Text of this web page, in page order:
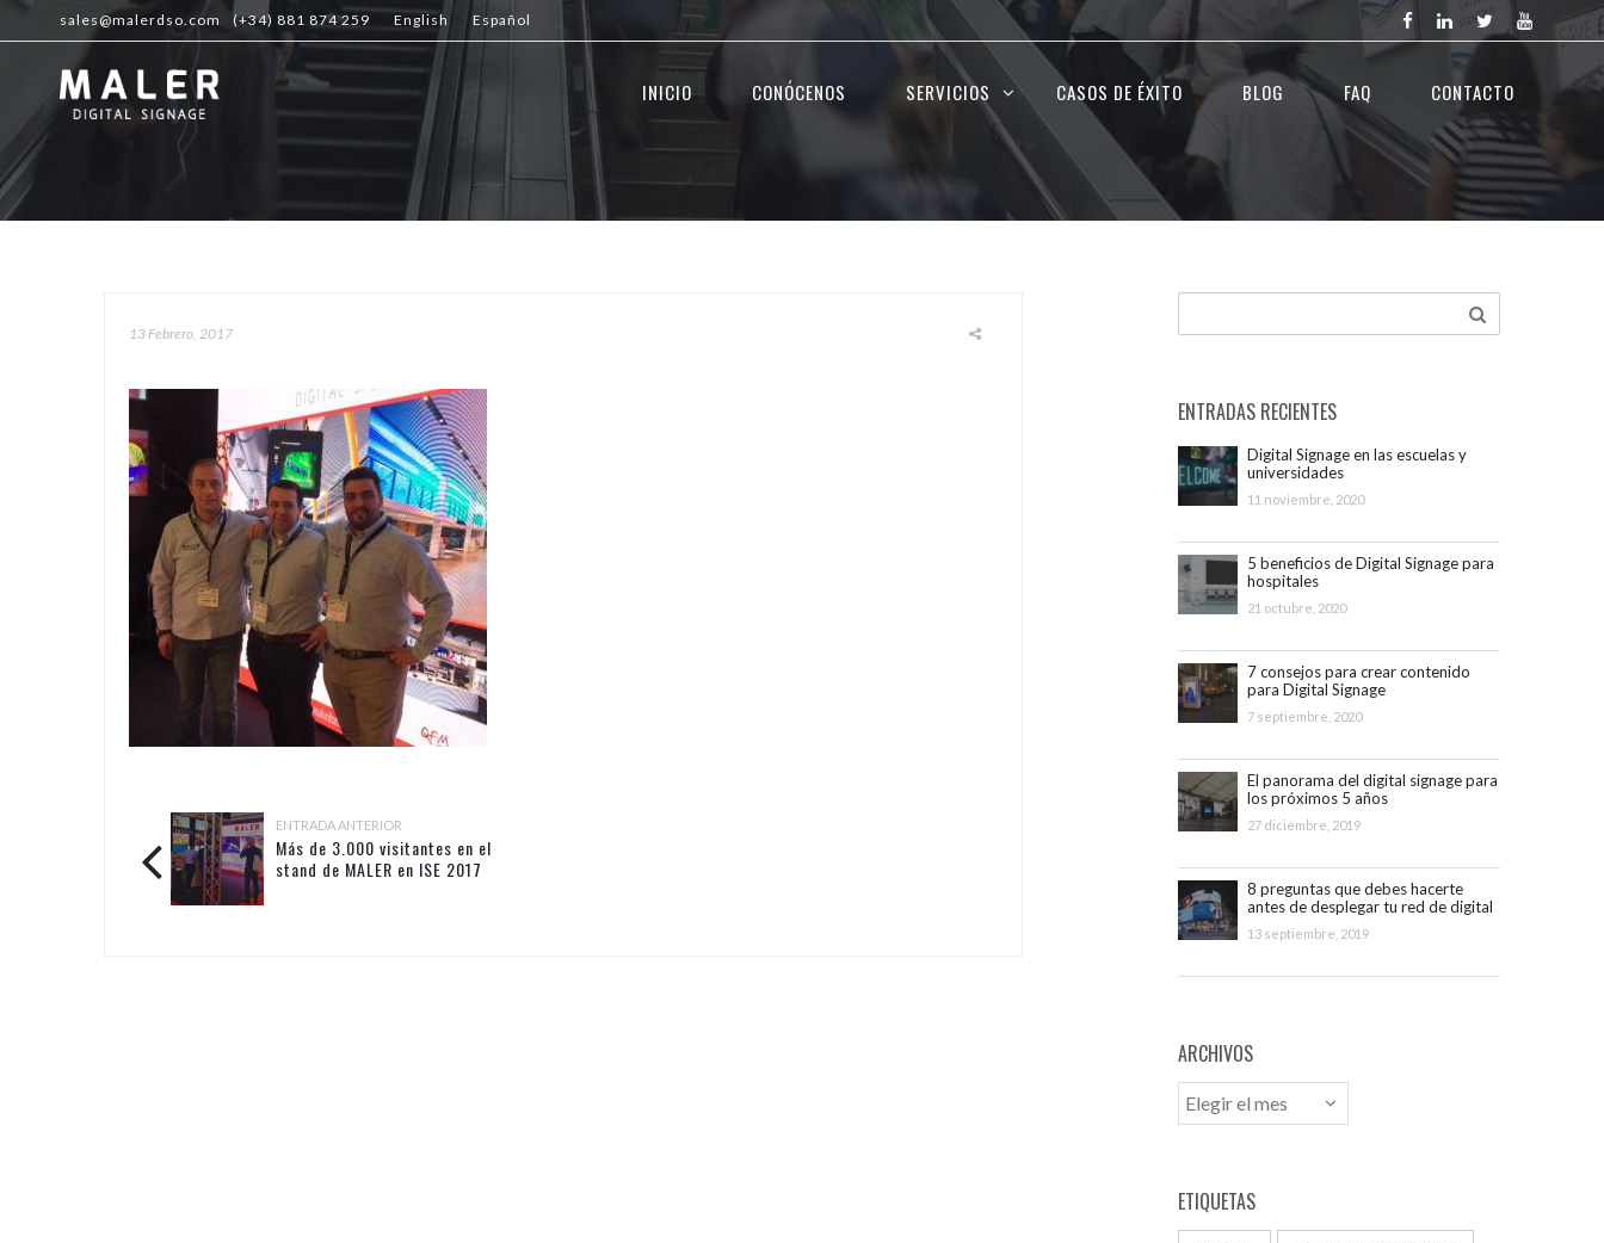
sales@malerdso.com (+34) 881 874 259 English Español
INICIO CONÓCENOS SERVICIOS CASOS DE ÉXITO BLOG FAQ CONTACTO
13 Febrero, 2017
ENTRADA ANTERIOR
Más de 3.000 visitantes en el
stand de MALER en ISE 2017
ENTRADAS RECIENTES
Digital Signage en las escuelas y
universidades
11 noviembre, 2020
5 beneficios de Digital Signage para
hospitales
21 octubre, 2020
7 consejos para crear contenido
para Digital Signage
7 septiembre, 2020
El panorama del digital signage para
los próximos 5 años
27 diciembre, 2019
8 preguntas que debes hacerte
antes de desplegar tu red de digital
signage
13 septiembre, 2019
ARCHIVOS
ETIQUETAS